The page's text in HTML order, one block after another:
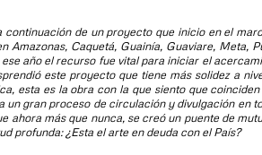
de un proyecto que inicio en el
Amazonas, Caquetá, Guainía, Guaviare,
año el recurso fue vital para iniciar el
este proyecto que tiene más solidez a
esta es la obra con la que siento que
un gran proceso de circulación y divulgación en
ahora más que nunca, se creó un puente de
profunda: ¿Esta el arte en deuda con el País?